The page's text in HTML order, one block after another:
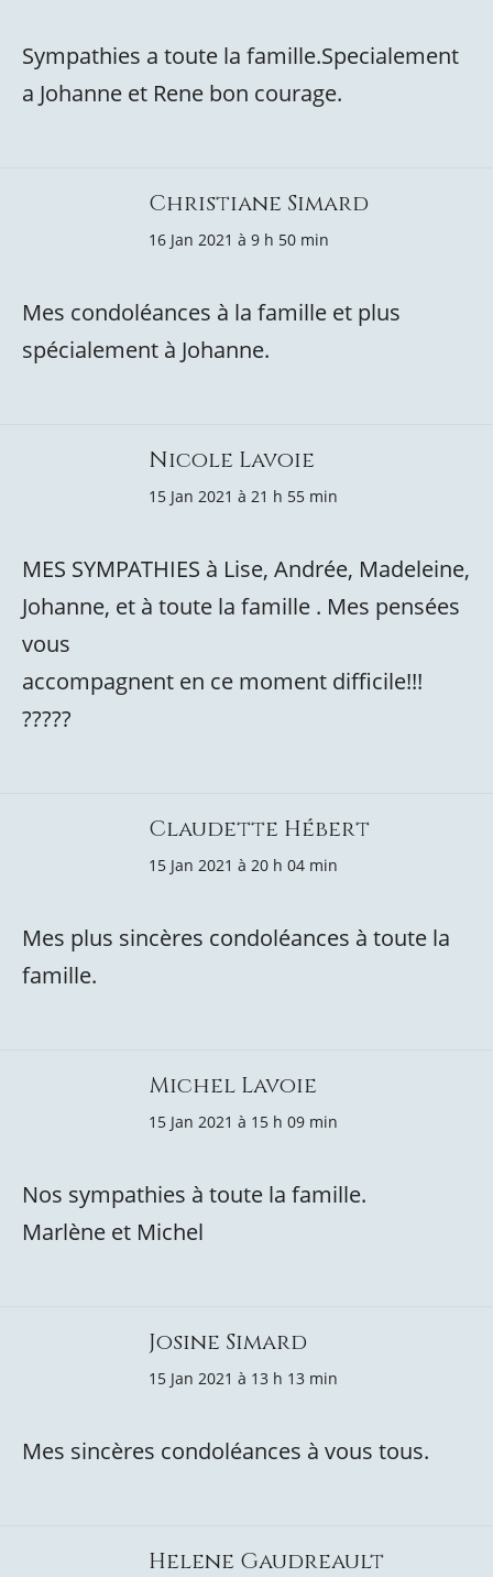
Sympathies a toute la famille.Specialement
a Johanne et Rene bon courage.
Christiane Simard
16 Jan 2021 à 9 h 50 min
Mes condoléances à la famille et plus
spécialement à Johanne.
Nicole Lavoie
15 Jan 2021 à 21 h 55 min
MES SYMPATHIES à Lise, Andrée, Madeleine,
Johanne, et à toute la famille . Mes pensées
vous
accompagnent en ce moment difficile!!!
?????
Claudette Hébert
15 Jan 2021 à 20 h 04 min
Mes plus sincères condoléances à toute la
famille.
Michel Lavoie
15 Jan 2021 à 15 h 09 min
Nos sympathies à toute la famille.
Marlène et Michel
Josine Simard
15 Jan 2021 à 13 h 13 min
Mes sincères condoléances à vous tous.
Helene Gaudreault